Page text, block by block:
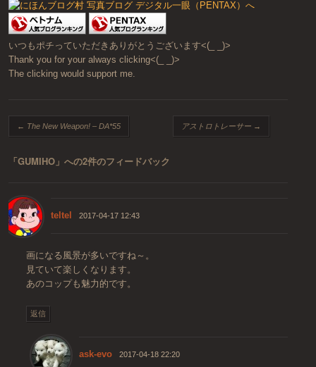
いつもポチっていただきありがとうございます<(_ _)>
Thank you for your always clicking<(_ _)>
The clicking would support me.
投稿ナビゲーション
← The New Weapon! – DA*55 アストロトレーサー →
「GUMIHO」への2件のフィードバック
teltel 2017-04-17 12:43
画になる風景が多いですね～。
見ていて楽しくなります。
あのコップも魅力的です。
返信
ask-evo 2017-04-18 22:20